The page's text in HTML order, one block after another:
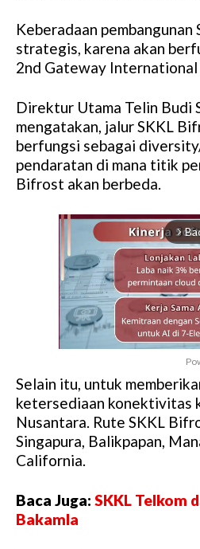
Keberadaan
strategis, karena akan
2nd Gateway International
Direktur Utama Telin Budi
mengatakan, jalur SKKL
berfungsi sebagai
pendaratan di mana titik
Bifrost akan berbeda.
arrow_forward_ios
Selain itu, untuk
ketersediaan konektivitas
Nusantara. Rute SKKL
Singapura, Balikpapan,
California.
Baca Juga: SKKL Telkom
Bakamla